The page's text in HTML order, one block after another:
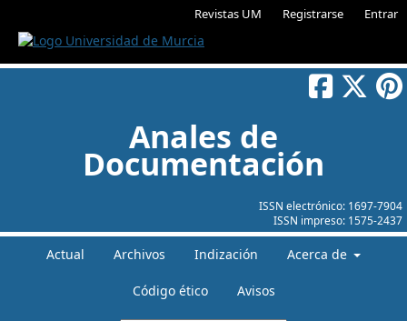
Revistas UM Registrarse Entrar
ISSN electrónico: 1697-7904
ISSN impreso: 1575-2437
Anales de
Documentación
Actual Archivos Indización Acerca de
Código ético Avisos